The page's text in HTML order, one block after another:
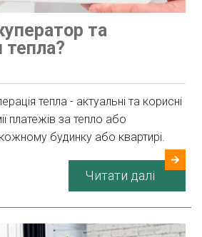
та
тепла?
тепла - актуальні та корисні
платежів за тепло або
будинку або квартирі.
Читати далі